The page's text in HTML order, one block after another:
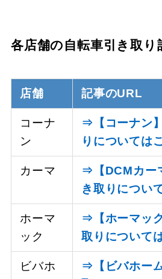
各店舗の自転車引き取り
店舗 記事のURL
コーナ
ン
⇒【コーナン
りについては
カーマ
⇒【DCMカー
き取りについ
ホーマ
ック
⇒【ホーマッ
取りについて
ビバホ
⇒【ビバホー